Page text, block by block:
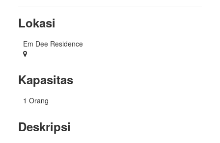
Lokasi
Em Dee Residence
Kapasitas
1 Orang
Deskripsi